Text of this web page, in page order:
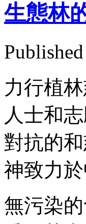
生態林
力行植
人士和
對抗的
神致力
無污染